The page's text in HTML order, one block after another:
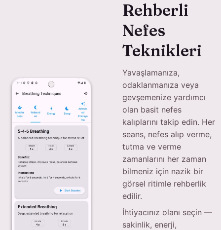
Rehberli
Nefes
Teknikleri
Yavaşlamanıza,
odaklanmanıza veya
gevşemenize yardımcı
olan basit nefes
kalıplarını takip edin. Her
seans, nefes alıp verme,
tutma ve verme
zamanlarını her zaman
bilmeniz için nazik bir
görsel ritimle rehberlik
edilir.
İhtiyacınız olanı seçin —
sakinlik, enerji,